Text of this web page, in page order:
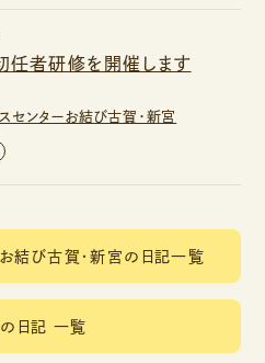
任者研修を開催します
センターお結び古賀・新宮
結び古賀・新宮の日記一覧
日記 一覧